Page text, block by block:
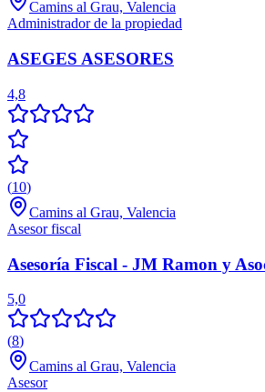
Camins al Grau, Valencia
Administrador de la propiedad
ASEGES ASESORES
4,8
(10)
Camins al Grau, Valencia
Asesor fiscal
Asesoría Fiscal - JM Ramon y
5,0
(8)
Camins al Grau, Valencia
Asesor